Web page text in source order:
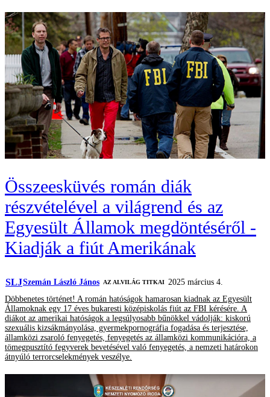
Összeesküvés román diák
részvételével a világrend és az
Egyesült Államok megdöntéséről -
Kiadják a fiút Amerikának
SLJSzemán László János AZ ALVILÁG TITKAI
2025 március 4.
Döbbenetes történet! A román hatóságok hamarosan kiadnak az Egyesült
Államoknak egy 17 éves bukaresti középiskolás fiút az FBI kérésére. A
diákot az amerikai hatóságok a legsúlyosabb bűnökkel vádolják: kiskorú
szexuális kizsákmányolása, gyermekpornográfia fogadása és terjesztése,
államközi zsaroló fenyegetés, fenyegetés az államközi kommunikációra, a
tömegpusztító fegyverek bevetésével való fenyegetés, a nemzeti határokon
átnyúló terrorcselekmények veszélye.